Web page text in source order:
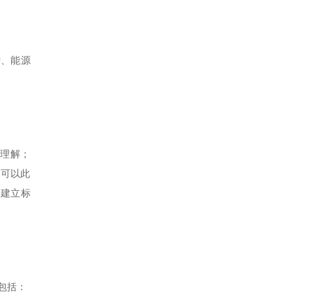
能源
解；
以此
立标
括：